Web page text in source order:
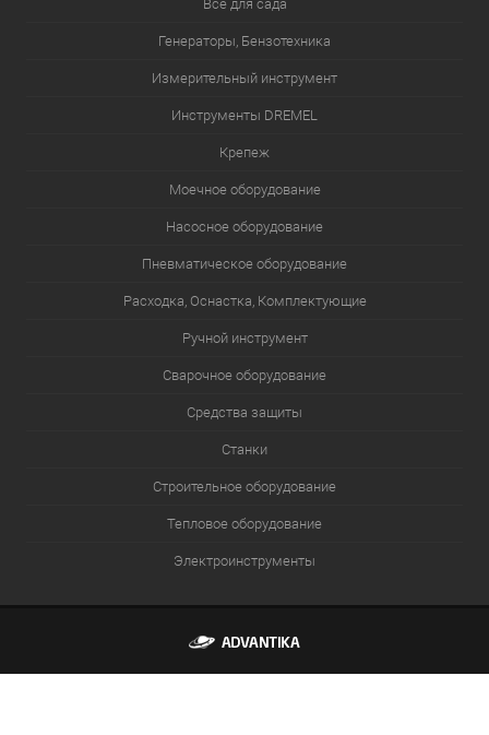
Все для сада
Генераторы, Бензотехника
Измерительный инструмент
Инструменты DREMEL
Крепеж
Моечное оборудование
Насосное оборудование
Пневматическое оборудование
Расходка, Оснастка, Комплектующие
Ручной инструмент
Сварочное оборудование
Средства защиты
Станки
Строительное оборудование
Тепловое оборудование
Электроинструменты